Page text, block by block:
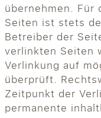
übernehmen. Für
Seiten ist stets
Betreiber der
verlinkten Seiten
Verlinkung auf
überprüft.
Zeitpunkt der
permanente